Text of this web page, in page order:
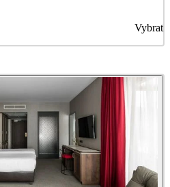
Vybrat